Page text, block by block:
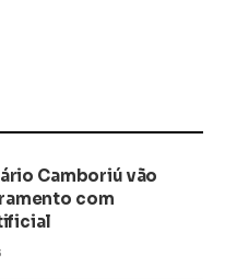
Camboriú vão
com